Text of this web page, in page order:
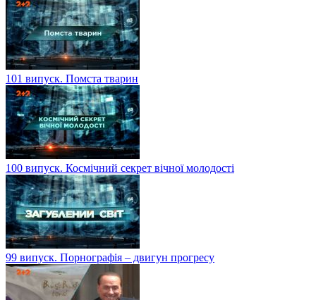
101 випуск. Помста тварин
100 випуск. Космічний секрет вічної молодості
99 випуск. Порнографія – двигун прогресу